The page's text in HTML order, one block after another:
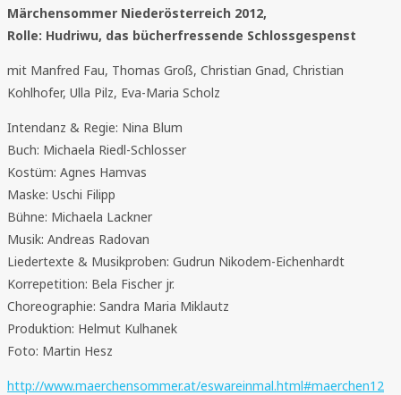
Märchensommer Niederösterreich 2012,
Rolle: Hudriwu, das bücherfressende Schlossgespenst
mit Manfred Fau, Thomas Groß, Christian Gnad, Christian
Kohlhofer, Ulla Pilz, Eva-Maria Scholz
Intendanz & Regie: Nina Blum
Buch: Michaela Riedl-Schlosser
Kostüm: Agnes Hamvas
Maske: Uschi Filipp
Bühne: Michaela Lackner
Musik: Andreas Radovan
Liedertexte & Musikproben: Gudrun Nikodem-Eichenhardt
Korrepetition: Bela Fischer jr.
Choreographie: Sandra Maria Miklautz
Produktion: Helmut Kulhanek
Foto: Martin Hesz
http://www.maerchensommer.at/eswareinmal.html#maerchen12